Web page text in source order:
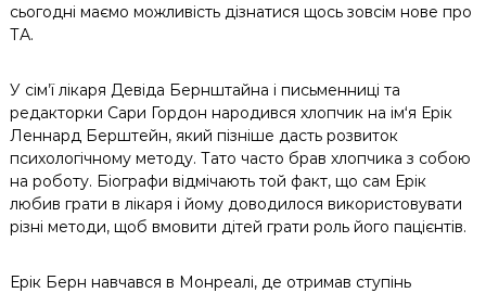
сьогодні маємо можливість дізнатися щось зовсім нове про
ТА.
У сім’ї лікаря Девіда Бернштайна і письменниці та
редакторки Сари Гордон народився хлопчик на ім‘я Ерік
Леннард Берштейн, який пізніше дасть розвиток
психологічному методу. Тато часто брав хлопчика з собою
на роботу. Біографи відмічають той факт, що сам Ерік
любив грати в лікаря і йому доводилося використовувати
різні методи, щоб вмовити дітей грати роль його пацієнтів.
Ерік Берн навчався в Монреалі, де отримав ступінь